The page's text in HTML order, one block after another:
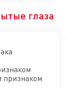
глаза
признаком